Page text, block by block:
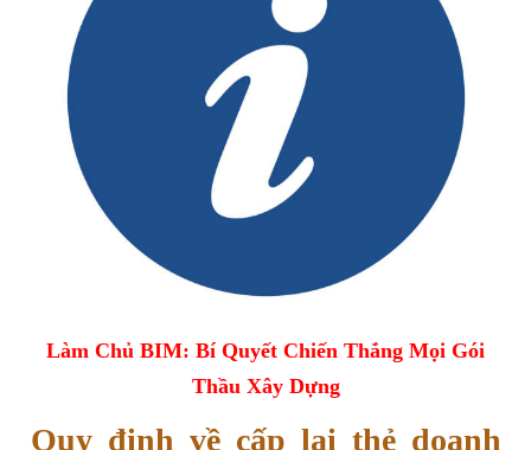
Làm Chủ BIM: Bí Quyết Chiến Thắng Mọi Gói
Thầu Xây Dựng
Quy định về cấp lại thẻ doanh